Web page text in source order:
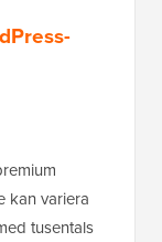
kan variera
tusentals